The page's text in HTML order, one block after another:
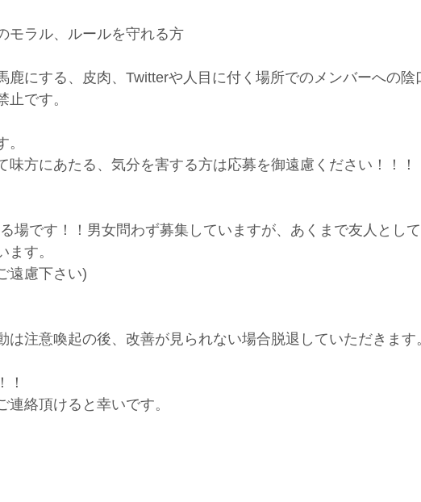
モラル、ルールを守れる方
にする、皮肉、Twitterや人目に付く場所でのメンバーへの陰
です。
方にあたる、気分を害する方は応募を御遠慮ください！！！
場です！！男女問わず募集していますが、あくまで友人とし
す。
遠慮下さい)
注意喚起の後、改善が見られない場合脱退していただきます
！
連絡頂けると幸いです。